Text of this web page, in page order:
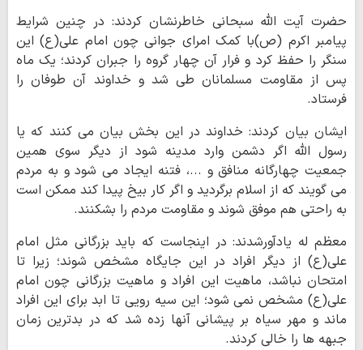
حضرت آیت الله سبحانی خاطرنشان کردند: در چنین شرایط
پیامبر اکرم (ص)با کمک امرای جوانی چون امام علی(ع) این
سنگر را حفظ کرد و فرار آن چهار گروه را جبران کردند؛ یک ماه
پس از مقاومت مسلمانان طی شد و خداوند آن طوفان را
فرستاد.
ایشان بیان کردند: خداوند در این بخش بیان می کنند که یا
رسول الله اگر دشمن وارد مدینه شود از دیگر سوی همین
جمعیت چهارگانه منافق و ...، فتنه ایجاد می شود و به مردم
می گویند که از اسلام برگردید و اگر کار بیخ پیدا کند ممکن است
به راحتی هم موفق شوند و مقاومت مردم را بشکنند.
معظم له یادآورشدند: در اینجاست که باید بزرگانی مثل امام
علی(ع) از دیگر افراد در این جایگاه مشخص شوند؛ زیرا تا
امتحان نباشد، ماهیت این افراد و ماهیت بزرگانی چون امام
علی(ع) مشخص نمی شود؛ این سیه رویی تا ابد برای این افراد
ماند و مهر سیاه بر پیشانی آنها زده شد که در بدترین زمان
جبهه ها را خالی کردند.